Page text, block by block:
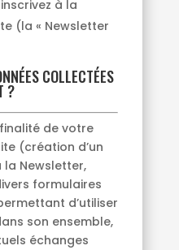
à la
(la « Newsletter
COLLECTÉES
?
de votre
(création d’un
Newsletter,
formulaires
d’utiliser
son ensemble,
échanges